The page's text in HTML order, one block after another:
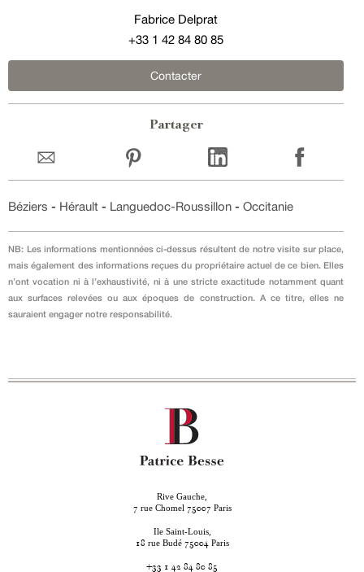
Fabrice Delprat
+33 1 42 84 80 85
Contacter
Partager
Béziers - Hérault - Languedoc-Roussillon - Occitanie
NB: Les informations mentionnées ci-dessus résultent de notre visite sur place,
mais également des informations reçues du propriétaire actuel de ce bien. Elles
n’ont vocation ni à l’exhaustivité, ni à une stricte exactitude notamment quant
aux surfaces relevées ou aux époques de construction. A ce titre, elles ne
sauraient engager notre responsabilité.
Rive Gauche,
7 rue Chomel 75007 Paris
Ile Saint-Louis,
18 rue Budé 75004 Paris
+33 1 42 84 80 85